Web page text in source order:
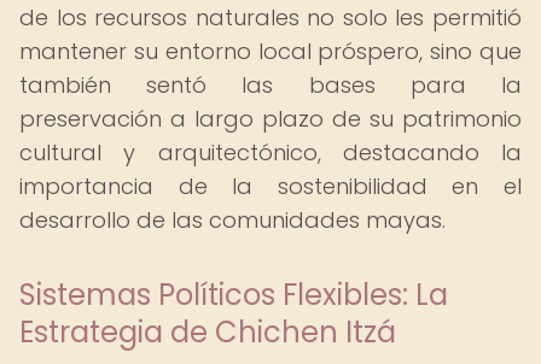
de los recursos naturales no solo les permitió
mantener su entorno local próspero, sino que
también sentó las bases para la
preservación a largo plazo de su patrimonio
cultural y arquitectónico, destacando la
importancia de la sostenibilidad en el
desarrollo de las comunidades mayas.
Sistemas Políticos Flexibles: La
Estrategia de Chichen Itzá